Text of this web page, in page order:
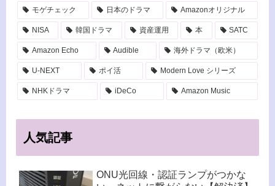
モゲチェック 日本のドラマ Amazonオリジナル
NISA 韓国ドラマ 資産運用 本 SATC
Amazon Echo Audible 海外ドラマ（欧米）
U-NEXT ポイ活 Modern Love シリーズ
NHKドラマ iDeCo Amazon Music
人気記事
ONU光回線・認証ランプがつかな